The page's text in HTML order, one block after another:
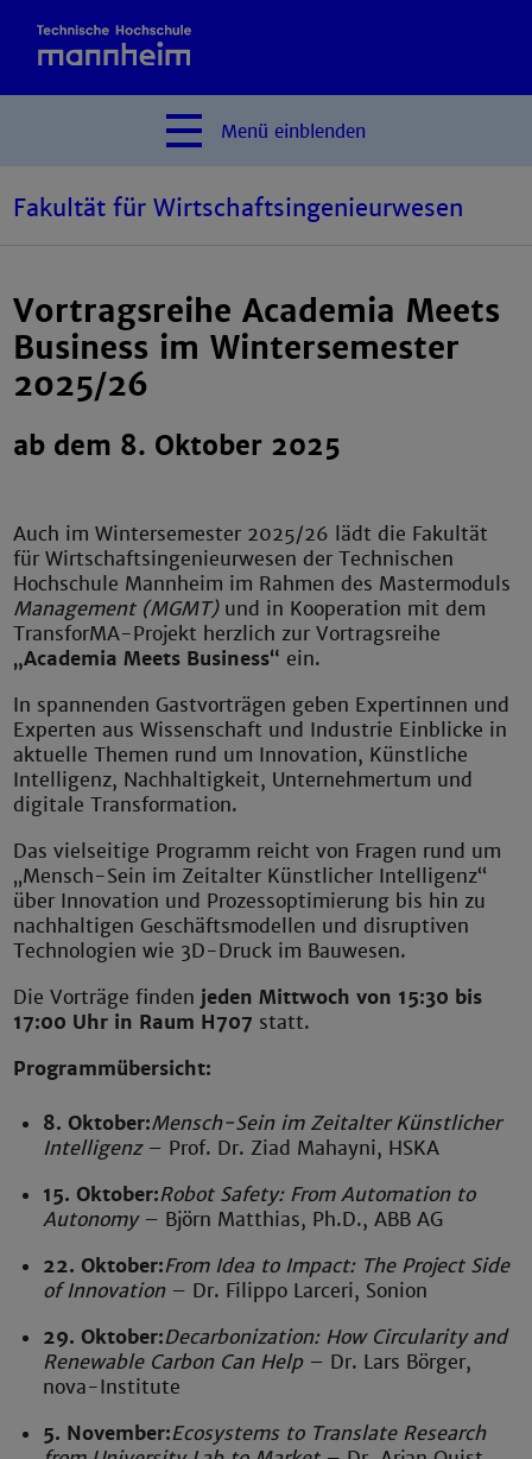
Menü einblenden
Fakultät für Wirtschaftsingenieurwesen
Vortragsreihe Academia Meets
Business im Wintersemester
2025/26
ab dem 8. Oktober 2025
Auch im Wintersemester 2025/26 lädt die Fakultät
für Wirtschaftsingenieurwesen der Technischen
Hochschule Mannheim im Rahmen des Mastermoduls
Management (MGMT)und in Kooperation mit dem
TransforMA-Projekt herzlich zur Vortragsreihe
„Academia Meets Business“ ein.
In spannenden Gastvorträgen geben Expertinnen und
Experten aus Wissenschaft und Industrie Einblicke in
aktuelle Themen rund um Innovation, Künstliche
Intelligenz, Nachhaltigkeit, Unternehmertum und
digitale Transformation.
Das vielseitige Programm reicht von Fragen rund um
„Mensch-Sein im Zeitalter Künstlicher Intelligenz“
über Innovation und Prozessoptimierung bis hin zu
nachhaltigen Geschäftsmodellen und disruptiven
Technologien wie 3D-Druck im Bauwesen.
Die Vorträge finden jeden Mittwoch von 15:30 bis
17:00 Uhr in Raum H707 statt.
Programmübersicht:
8. Oktober:Mensch-Sein im Zeitalter Künstlicher
Intelligenz– Prof. Dr. Ziad Mahayni, HSKA
15. Oktober:Robot Safety: From Automation to
Autonomy– Björn Matthias, Ph.D., ABB AG
22. Oktober:From Idea to Impact: The Project Side
of Innovation– Dr. Filippo Larceri, Sonion
29. Oktober:Decarbonization: How Circularity and
Renewable Carbon Can Help– Dr. Lars Börger,
nova-Institute
5. November:Ecosystems to Translate Research